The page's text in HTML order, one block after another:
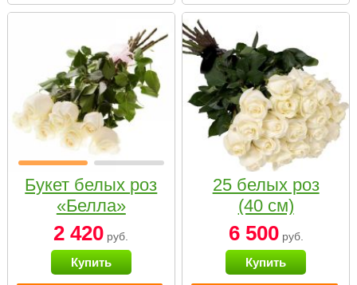
Букет белых роз
«Белла»
2 420 руб.
Купить
25 белых роз
(40 см)
6 500руб.
Купить